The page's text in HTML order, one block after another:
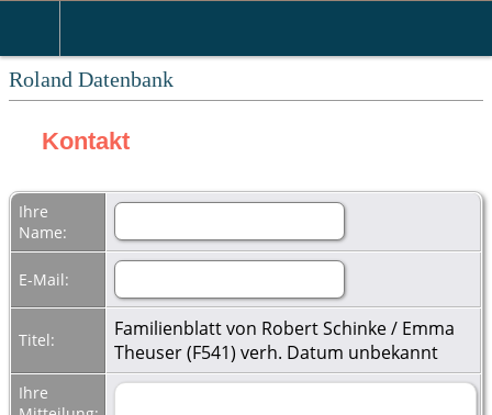
Roland Datenbank
Kontakt
Ihre
Name:
E-Mail:
Titel:
Familienblatt von Robert Schinke / Emma
Theuser (F541) verh. Datum unbekannt
Ihre